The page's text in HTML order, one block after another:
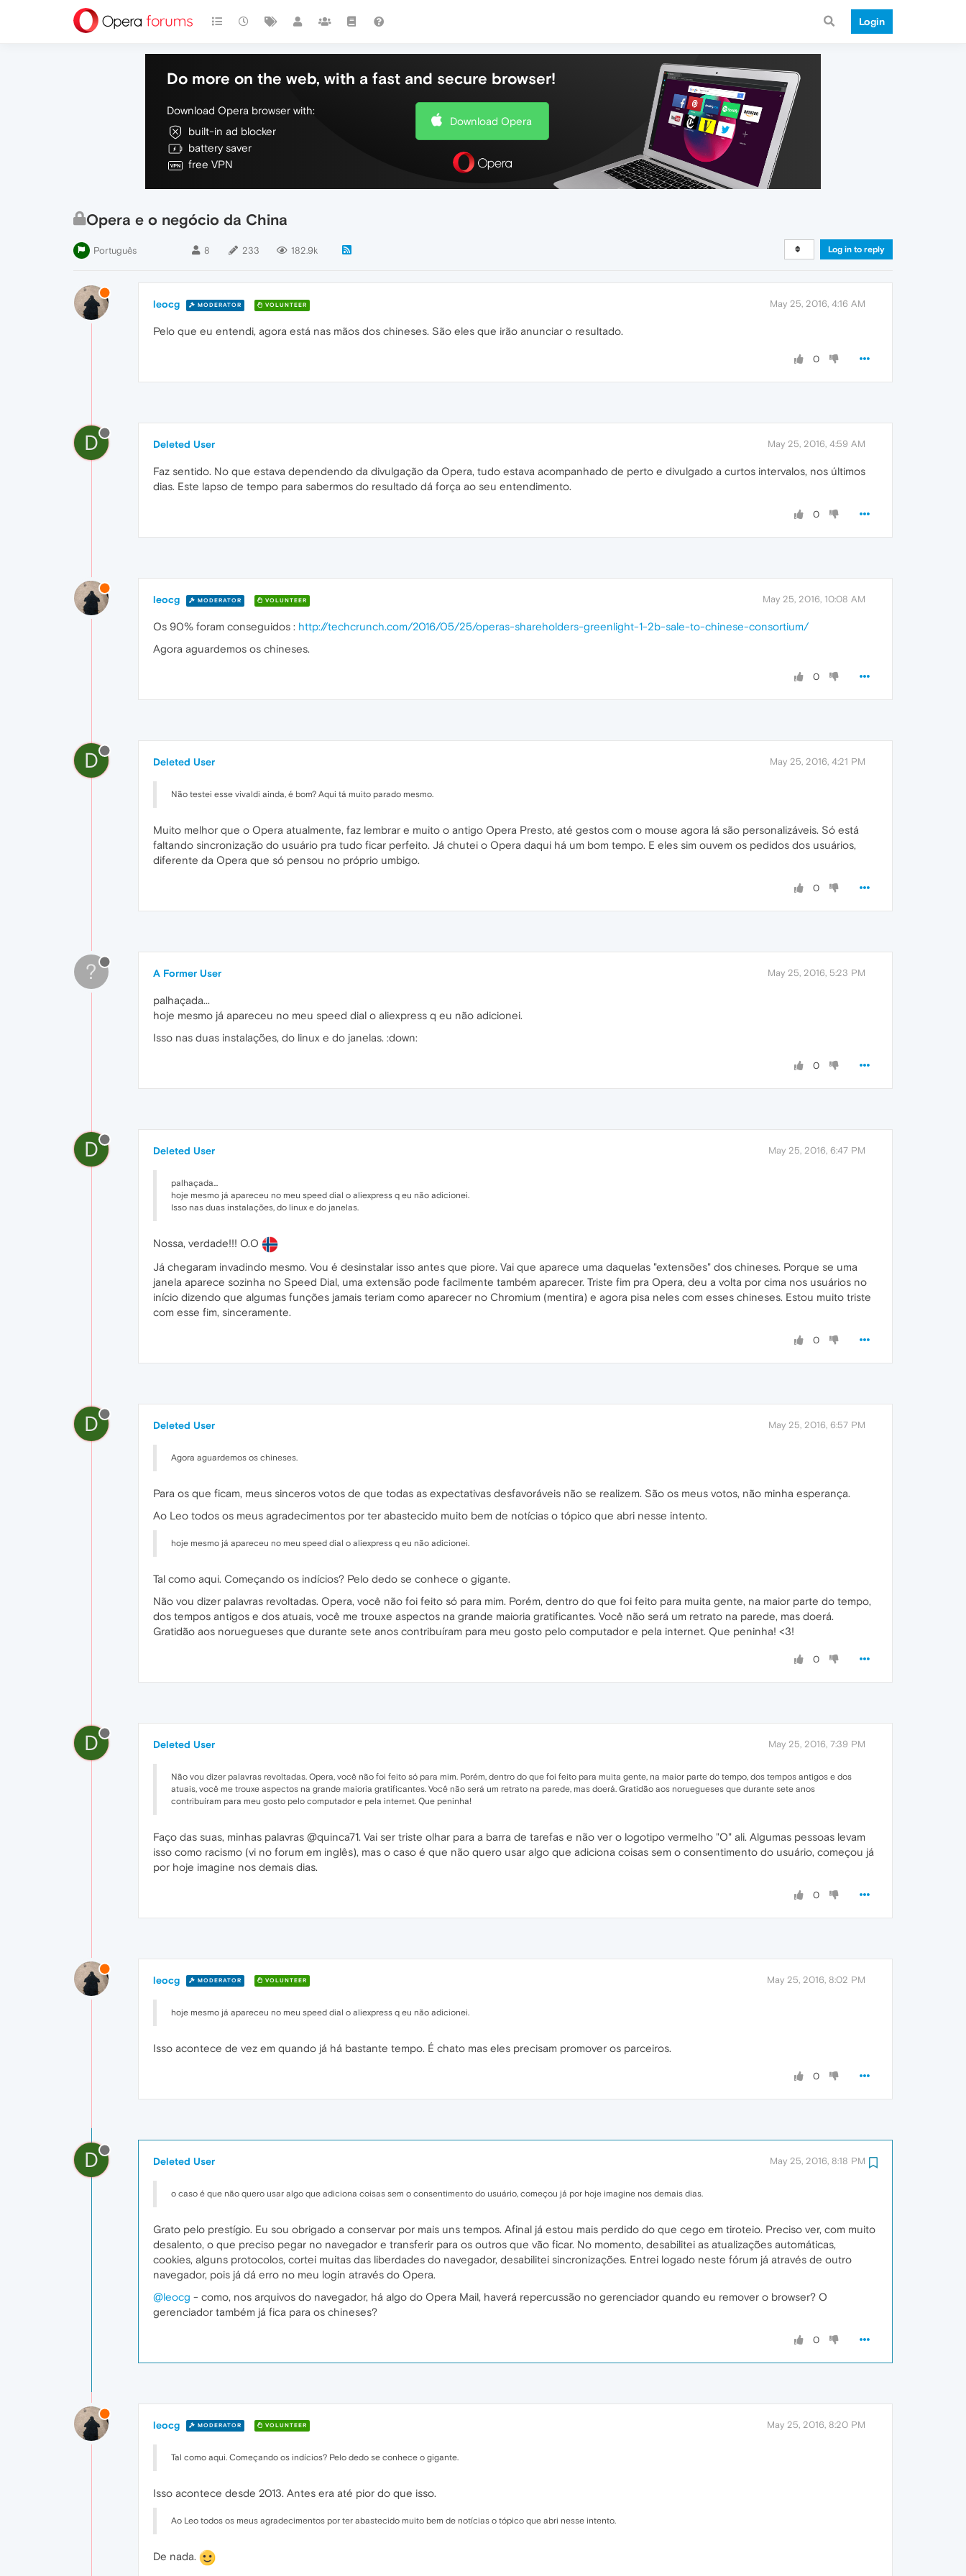
Login
Do more on the web, with a fast and secure browser!
Download Opera browser with:
built-in ad blocker
battery saver
free VPN
Download Opera
Opera e o negócio da China
Português 8 233 182.9k Log in to reply
leocg MODERATOR VOLUNTEER May 25, 2016, 4:16 AM
Pelo que eu entendi, agora está nas mãos dos chineses. São eles que irão anunciar o resultado.
0
D Deleted User May 25, 2016, 4:59 AM
Faz sentido. No que estava dependendo da divulgação da Opera, tudo estava acompanhado de perto e divulgado a curtos intervalos, nos últimos
dias. Este lapso de tempo para sabermos do resultado dá força ao seu entendimento.
0
leocg MODERATOR VOLUNTEER May 25, 2016, 10:08 AM
Os 90% foram conseguidos : http://techcrunch.com/2016/05/25/operas-shareholders-greenlight-1-2b-sale-to-chinese-consortium/
Agora aguardemos os chineses.
0
D Deleted User May 25, 2016, 4:21 PM
Não testei esse vivaldi ainda, é bom? Aqui tá muito parado mesmo.
Muito melhor que o Opera atualmente, faz lembrar e muito o antigo Opera Presto, até gestos com o mouse agora lá são personalizáveis. Só está
faltando sincronização do usuário pra tudo ficar perfeito. Já chutei o Opera daqui há um bom tempo. E eles sim ouvem os pedidos dos usuários,
diferente da Opera que só pensou no próprio umbigo.
0
? A Former User May 25, 2016, 5:23 PM
palhaçada...
hoje mesmo já apareceu no meu speed dial o aliexpress q eu não adicionei.
Isso nas duas instalações, do linux e do janelas. :down:
0
D Deleted User May 25, 2016, 6:47 PM
palhaçada...
hoje mesmo já apareceu no meu speed dial o aliexpress q eu não adicionei.
Isso nas duas instalações, do linux e do janelas.
Nossa, verdade!!! O.O
Já chegaram invadindo mesmo. Vou é desinstalar isso antes que piore. Vai que aparece uma daquelas "extensões" dos chineses. Porque se uma
janela aparece sozinha no Speed Dial, uma extensão pode facilmente também aparecer. Triste fim pra Opera, deu a volta por cima nos usuários no
início dizendo que algumas funções jamais teriam como aparecer no Chromium (mentira) e agora pisa neles com esses chineses. Estou muito triste
com esse fim, sinceramente.
0
D Deleted User May 25, 2016, 6:57 PM
Agora aguardemos os chineses.
Para os que ficam, meus sinceros votos de que todas as expectativas desfavoráveis não se realizem. São os meus votos, não minha esperança.
Ao Leo todos os meus agradecimentos por ter abastecido muito bem de notícias o tópico que abri nesse intento.
hoje mesmo já apareceu no meu speed dial o aliexpress q eu não adicionei.
Tal como aqui. Começando os indícios? Pelo dedo se conhece o gigante.
Não vou dizer palavras revoltadas. Opera, você não foi feito só para mim. Porém, dentro do que foi feito para muita gente, na maior parte do tempo,
dos tempos antigos e dos atuais, você me trouxe aspectos na grande maioria gratificantes. Você não será um retrato na parede, mas doerá.
Gratidão aos noruegueses que durante sete anos contribuíram para meu gosto pelo computador e pela internet. Que peninha! <3!
0
D Deleted User May 25, 2016, 7:39 PM
Não vou dizer palavras revoltadas. Opera, você não foi feito só para mim. Porém, dentro do que foi feito para muita gente, na maior parte do tempo, dos tempos antigos e dos
atuais, você me trouxe aspectos na grande maioria gratificantes. Você não será um retrato na parede, mas doerá. Gratidão aos noruegueses que durante sete anos
contribuíram para meu gosto pelo computador e pela internet. Que peninha!
Faço das suas, minhas palavras @quinca71. Vai ser triste olhar para a barra de tarefas e não ver o logotipo vermelho "O" ali. Algumas pessoas levam
isso como racismo (vi no forum em inglês), mas o caso é que não quero usar algo que adiciona coisas sem o consentimento do usuário, começou já
por hoje imagine nos demais dias.
0
leocg MODERATOR VOLUNTEER May 25, 2016, 8:02 PM
hoje mesmo já apareceu no meu speed dial o aliexpress q eu não adicionei.
Isso acontece de vez em quando já há bastante tempo. É chato mas eles precisam promover os parceiros.
0
D Deleted User May 25, 2016, 8:18 PM
o caso é que não quero usar algo que adiciona coisas sem o consentimento do usuário, começou já por hoje imagine nos demais dias.
Grato pelo prestígio. Eu sou obrigado a conservar por mais uns tempos. Afinal já estou mais perdido do que cego em tiroteio. Preciso ver, com muito
desalento, o que preciso pegar no navegador e transferir para os outros que vão ficar. No momento, desabilitei as atualizações automáticas,
cookies, alguns protocolos, cortei muitas das liberdades do navegador, desabilitei sincronizações. Entrei logado neste fórum já através de outro
navegador, pois já dá erro no meu login através do Opera.
@leocg - como, nos arquivos do navegador, há algo do Opera Mail, haverá repercussão no gerenciador quando eu remover o browser? O
gerenciador também já fica para os chineses?
0
leocg MODERATOR VOLUNTEER May 25, 2016, 8:20 PM
Tal como aqui. Começando os indícios? Pelo dedo se conhece o gigante.
Isso acontece desde 2013. Antes era até pior do que isso.
Ao Leo todos os meus agradecimentos por ter abastecido muito bem de notícias o tópico que abri nesse intento.
De nada.